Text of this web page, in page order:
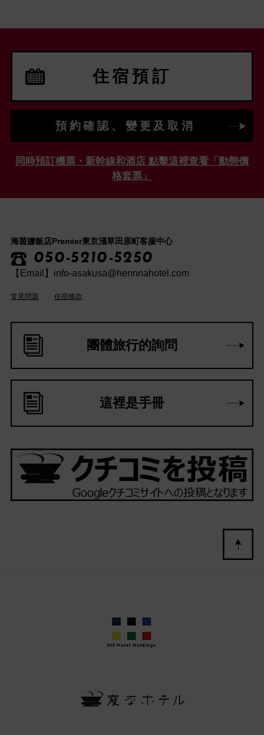
住宿預訂
預約確認、變更及取消
同時預訂機票・新幹線和酒店 點擊這裡查看「動態價
格套票」
海茵娜飯店Premier東京淺草田原町客服中心
050-5210-5250
【Email】info-asakusa@hennnahotel.com
常見問題 住宿條款
團體旅行的詢問
這裡是手冊